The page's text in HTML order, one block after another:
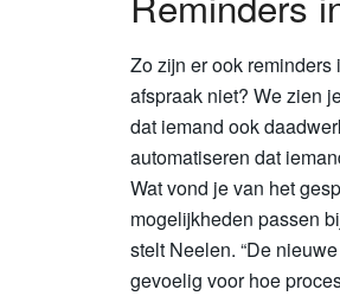
Zo zijn er ook reminders
afspraak niet? We zien
dat iemand ook
automatiseren dat
Wat vond je van het
mogelijkheden passen
stelt Neelen. “De
gevoelig voor hoe